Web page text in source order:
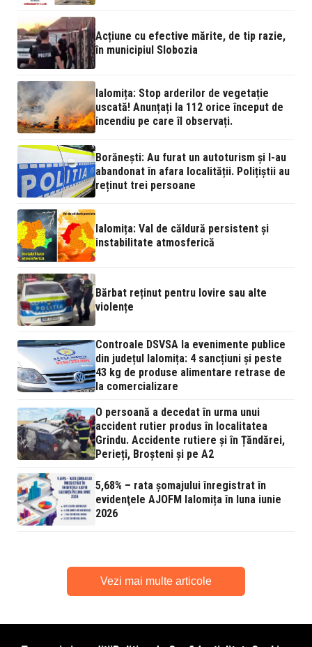
Acțiune cu efective mărite, de tip razie,
în municipiul Slobozia
Ialomița: Stop arderilor de vegetație
uscată! Anunțați la 112 orice început de
incendiu pe care îl observați.
Borănești: Au furat un autoturism și l-au
abandonat în afara localității. Polițiștii au
reținut trei persoane
Ialomița: Val de căldură persistent și
instabilitate atmosferică
Bărbat reținut pentru lovire sau alte
violențe
Controale DSVSA la evenimente publice
din județul Ialomița: 4 sancțiuni și peste
43 kg de produse alimentare retrase de
la comercializare
O persoană a decedat în urma unui
accident rutier produs în localitatea
Grindu. Accidente rutiere și în Țăndărei,
Perieți, Broșteni și pe A2
5,68% – rata şomajului înregistrat în
evidenţele AJOFM Ialomița în luna iunie
2026
Vezi mai multe articole